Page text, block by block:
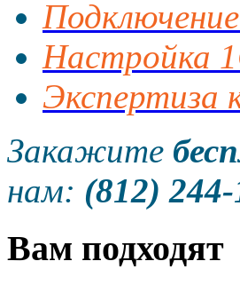
Настройка
Экспертиза
Закажите
нам: (812)
Вам подходят